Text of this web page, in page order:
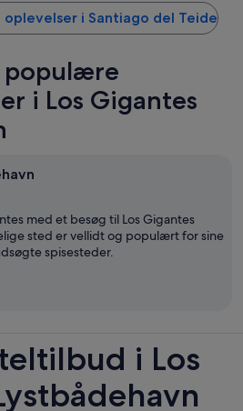
i Santiago del Teide
i Los Gigantes
med et besøg til Los Gigantes
sted er vellidt og populært for sine
spisesteder.
i Los